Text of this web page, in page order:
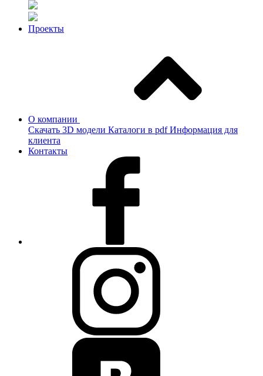
Проекты
О компании
Скачать 3D модели Каталоги в pdf Информация для
клиента
Контакты